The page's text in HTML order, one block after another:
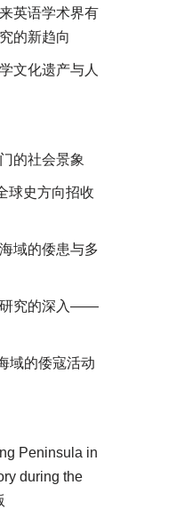
英语学术界有
的新趋向
文化遗产与人
的社会景象
球史方向招收
域的倭患与多
研究的深入——
域的倭寇活动
Peninsula in
during the